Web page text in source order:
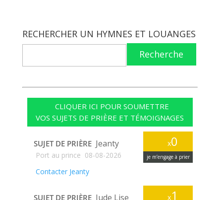
RECHERCHER UN HYMNES ET LOUANGES
Recherche
CLIQUER ICI POUR SOUMETTRE
VOS SUJETS DE PRIÈRE ET TÉMOIGNAGES
x0
je m’engage à prier
SUJET DE PRIÈRE Jeanty
Port au prince 08-08-2026
Contacter Jeanty
x1
SUJET DE PRIÈRE Jude Lise